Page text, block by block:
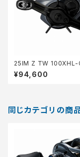
25IM Z TW 100XHL-
¥94,600
同じカテゴリの商